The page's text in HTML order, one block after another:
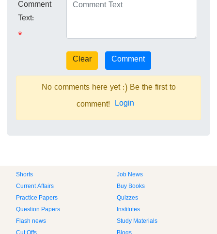
Comment
Text:
*
No comments here yet :) Be the first to
comment! Login
Shorts
Job News
Current Affairs
Buy Books
Practice Papers
Quizzes
Question Papers
Institutes
Flash news
Study Materials